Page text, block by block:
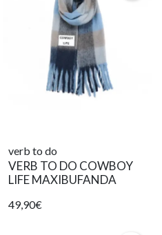
verb to do
VERB TO DO COWBOY
LIFE MAXIBUFANDA
49,90€